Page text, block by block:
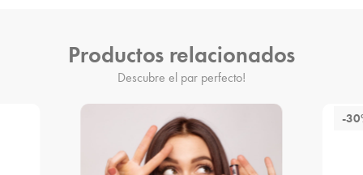
Productos relacionados
Descubre el par perfecto!
-